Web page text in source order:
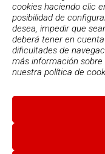
cookies haciendo clic
posibilidad de
desea, impedir que
deberá tener en
dificultades de
más información
nuestra política de
Acepto lapolítica
© 2026